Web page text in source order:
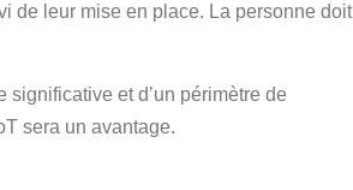
de leur mise en place. La personne doit
et d’un périmètre de
sera un avantage.